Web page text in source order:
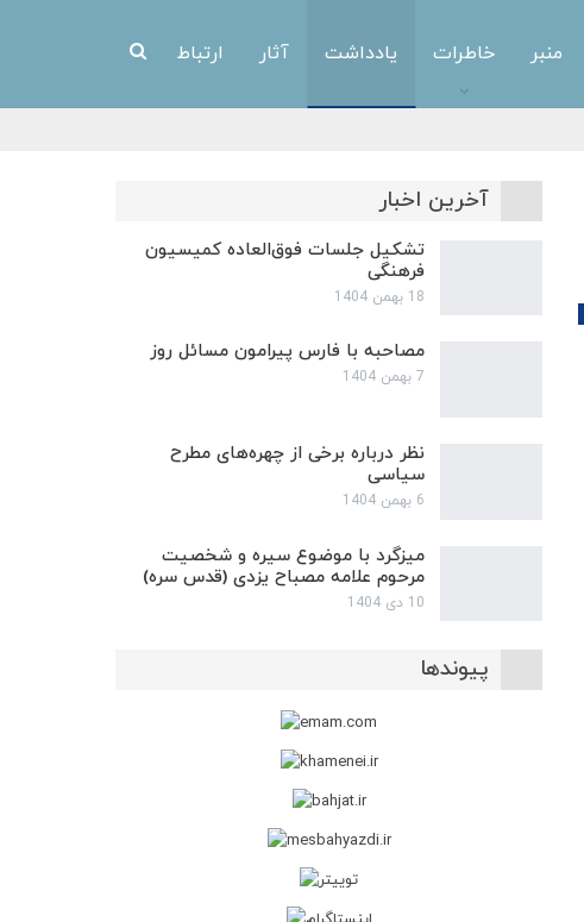
منبر خاطرات یادداشت آثار ارتباط
آخرین اخبار
تشکیل جلسات فوق‌العاده کمیسیون
فرهنگی
18 بهمن 1404
مصاحبه با فارس پیرامون مسائل روز
7 بهمن 1404
نظر درباره برخی از چهره‌های مطرح
سیاسی
6 بهمن 1404
میزگرد با موضوع سیره و شخصیت
مرحوم علامه مصباح یزدی (قدس سره)
10 دی 1404
پیوندها